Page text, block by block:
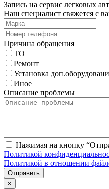
Запись на сервис легковых
Наш специалист свяжется с
Причина обращения
ТО
Ремонт
Установка
Иное
Описание проблемы
Нажимая на кнопку
Политикой
Политикой в отношении
Отправить
×